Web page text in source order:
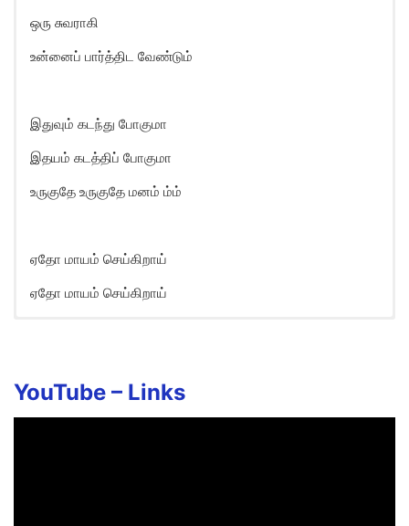
ஒரு சுவராகி
உன்னைப் பார்த்திட வேண்டும்
இதுவும் கடந்து போகுமா
இதயம் கடத்திப் போகுமா
உருகுதே உருகுதே மனம் ம்ம்
ஏதோ மாயம் செய்கிறாய்
ஏதோ மாயம் செய்கிறாய்
En manasula nethu varaikkum
ethuvumae illa
YouTube – Links